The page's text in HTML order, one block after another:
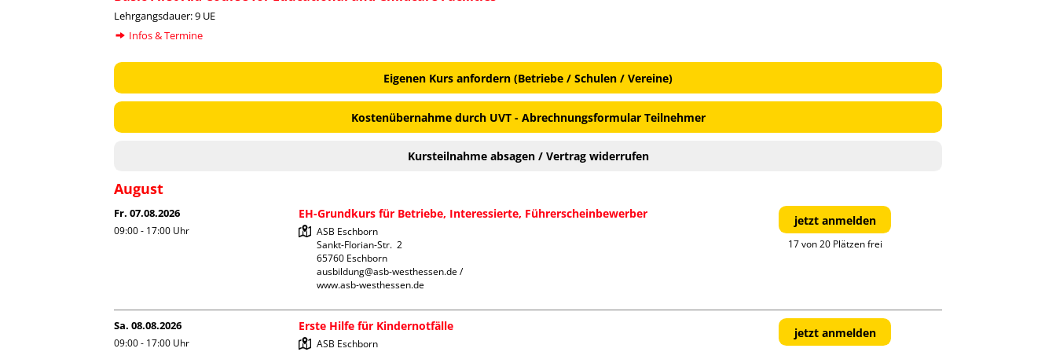
Lehrgangsdauer: 9 UE
Infos & Termine
Eigenen Kurs anfordern (Betriebe / Schulen / Vereine)
Kostenübernahme durch UVT - Abrechnungsformular Teilnehmer
Kursteilnahme absagen / Vertrag widerrufen
August
Fr. 07.08.2026
09:00 - 17:00 Uhr
EH-Grundkurs für Betriebe, Interessierte, Führerscheinbewerber
ASB Eschborn
Sankt-Florian-Str.  2
65760 Eschborn
ausbildung@asb-westhessen.de /
www.asb-westhessen.de
jetzt anmelden
17 von 20 Plätzen frei
Sa. 08.08.2026
09:00 - 17:00 Uhr
Erste Hilfe für Kindernotfälle
ASB Eschborn
jetzt anmelden